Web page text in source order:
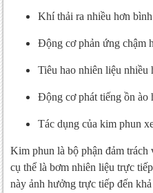
Khí thải ra nhiều hơn
Động cơ phản ứng chậm
Tiêu hao nhiên liệu nhiều
Động cơ phát tiếng ồn ào
Tác dụng của kim phun
Kim phun là bộ phận đảm trách
cụ thể là bơm nhiên liệu trực
này ảnh hưởng trực tiếp đến